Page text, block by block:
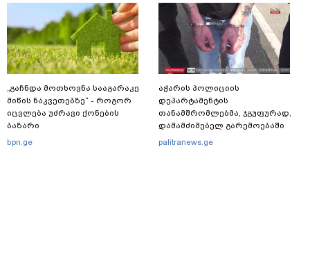
„გაჩნდა მოთხოვნა სააგარაკე
მიწის ნაკვეთებზე“ - როგორ
იცვლება უძრავი ქონების
ბაზარი
bpn.ge
აჭარის პოლიციის
დეპარტამენტის
თანამშრომლებმა, ჯგუფურად,
დამამძიმებელ გარემოებაში
ჩადენილი განზრახ
palitranews.ge